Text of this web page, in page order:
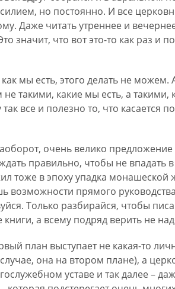
но постоянно. И все
Даже читать утреннее и
значит, что вот это-то как раз и
мы есть, этого делать не можем.
такими, какие мы есть, а
все и полезно то, что касается
очень велико предложение
правильно, чтобы не впадать
тоже в эпоху упадка монашеской
возможности прямого
Только разбирайся, чтобы
а всему подряд верить не
план выступает не какая-то
она на втором плане), а
уставе и так далее –